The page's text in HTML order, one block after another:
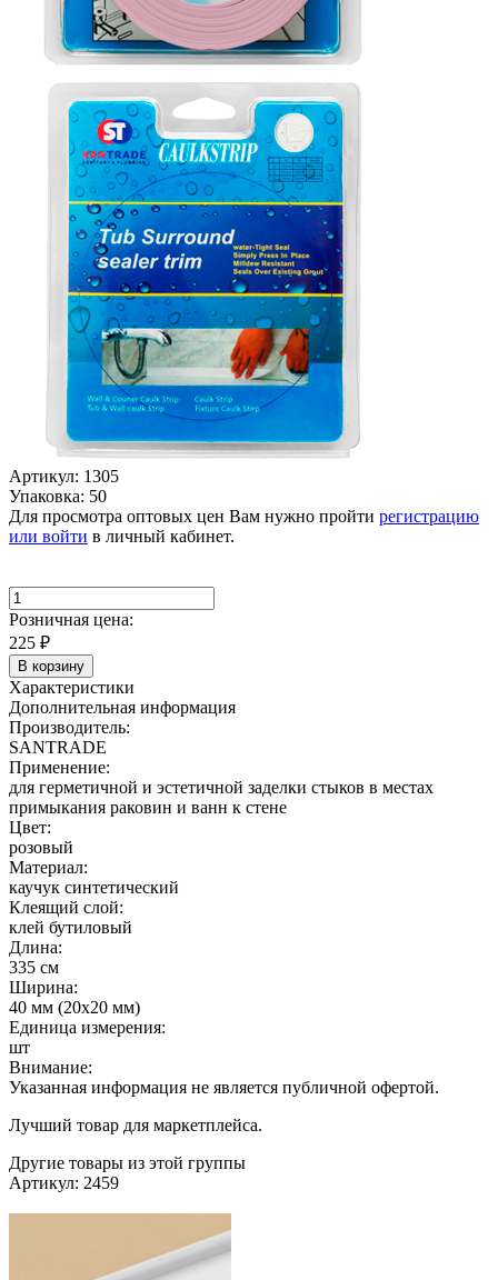
Артикул: 1305
Упаковка: 50
Для просмотра оптовых цен Вам нужно пройти регистрацию
или войти в личный кабинет.
Розничная цена:
225 ₽
В корзину
Характеристики
Дополнительная информация
Производитель:
SANTRADE
Применение:
для герметичной и эстетичной заделки стыков в местах
примыкания раковин и ванн к стене
Цвет:
розовый
Материал:
каучук синтетический
Клеящий слой:
клей бутиловый
Длина:
335 см
Ширина:
40 мм (20х20 мм)
Единица измерения:
шт
Внимание:
Указанная информация не является публичной офертой.
Лучший товар для маркетплейса.
Другие товары из этой группы
Артикул: 2459